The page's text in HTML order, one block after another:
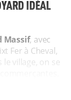
IDÉAL
Massif, avec
Fer à Cheval,
le village, on se
un bon
la